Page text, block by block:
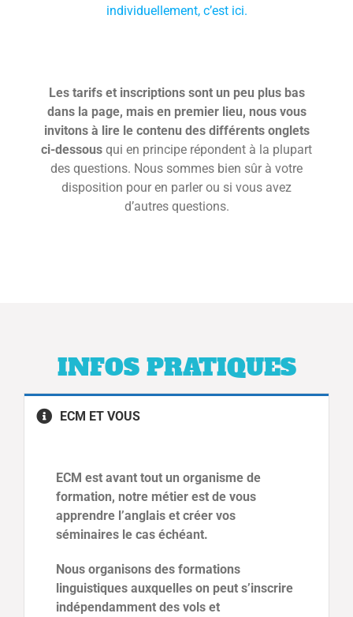
L’île Mauriceindividuellement, c’est ici.
Les tarifs et inscriptions sont un peu plus bas
dans la page, mais en premier lieu, nous vous
invitons à lire le contenu des différents onglets
ci-dessous qui en principe répondent à la plupart
des questions. Nous sommes bien sûr à votre
disposition pour en parler ou si vous avez
d’autres questions.
INFOS PRATIQUES
ECM ET VOUS
ECM est avant tout un organisme de
formation, notre métier est de vous
apprendre l’anglais et créer vos
séminaires le cas échéant.
Nous organisons des formations
linguistiques auxquelles on peut s’inscrire
indépendamment des vols et